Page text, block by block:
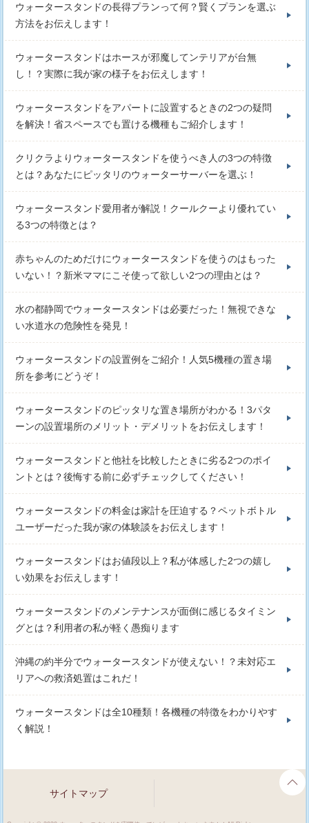
ウォータースタンドの長得プランって何？賢くプランを選ぶ
方法をお伝えします！
ウォータースタンドはホースが邪魔してンテリアが台無
し！？実際に我が家の様子をお伝えします！
ウォータースタンドをアパートに設置するときの2つの疑問
を解決！省スペースでも置ける機種もご紹介します！
クリクラよりウォータースタンドを使うべき人の3つの特徴
とは？あなたにピッタリのウォーターサーバーを選ぶ！
ウォータースタンド愛用者が解説！クールクーより優れてい
る3つの特徴とは？
赤ちゃんのためだけにウォータースタンドを使うのはもった
いない！？新米ママにこそ使って欲しい2つの理由とは？
水の都静岡でウォータースタンドは必要だった！無視できな
い水道水の危険性を発見！
ウォータースタンドの設置例をご紹介！人気5機種の置き場
所を参考にどうぞ！
ウォータースタンドのピッタリな置き場所がわかる！3パタ
ーンの設置場所のメリット・デメリットをお伝えします！
ウォータースタンドと他社を比較したときに劣る2つのポイ
ントとは？後悔する前に必ずチェックしてください！
ウォータースタンドの料金は家計を圧迫する？ペットボトル
ユーザーだった我が家の体験談をお伝えします！
ウォータースタンドはお値段以上？私が体感した2つの嬉し
い効果をお伝えします！
ウォータースタンドのメンテナンスが面倒に感じるタイミン
グとは？利用者の私が軽く愚痴ります
沖縄の約半分でウォータースタンドが使えない！？未対応エ
リアへの救済処置はこれだ！
ウォータースタンドは全10種類！各機種の特徴をわかりやす
く解説！
サイトマップ